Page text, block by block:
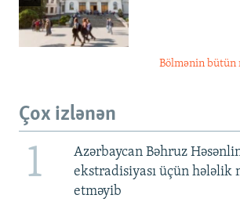
Bölmənin bütün
Çox izlənən
1
Azərbaycan Bəhruz
ekstradisiyası üçün hələlik
etməyib